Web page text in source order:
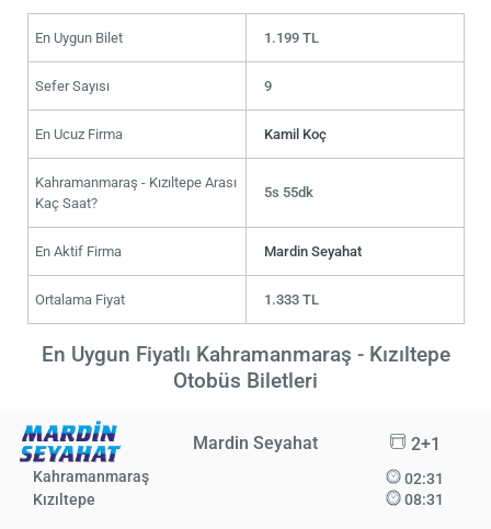
En Uygun Bilet 1.199 TL
Sefer Sayısı 9
En Ucuz Firma Kamil Koç
Kahramanmaraş - Kızıltepe Arası
Kaç Saat?
5s 55dk
En Aktif Firma Mardin Seyahat
Ortalama Fiyat 1.333 TL
En Uygun Fiyatlı Kahramanmaraş - Kızıltepe
Otobüs Biletleri
Mardin Seyahat 2+1
Kahramanmaraş
Kızıltepe
02:31
08:31